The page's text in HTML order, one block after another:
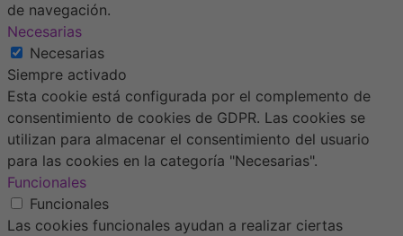
de navegación.
Necesarias
Necesarias
Siempre activado
Esta cookie está configurada por el complemento de
consentimiento de cookies de GDPR. Las cookies se
utilizan para almacenar el consentimiento del usuario
para las cookies en la categoría "Necesarias".
Funcionales
Funcionales
Las cookies funcionales ayudan a realizar ciertas